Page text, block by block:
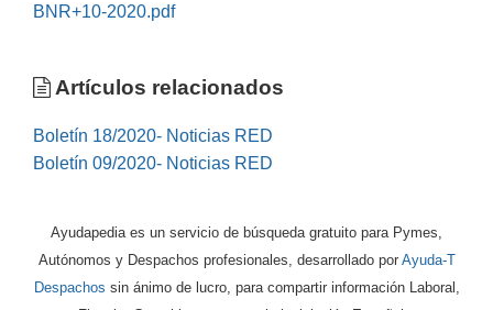
BNR+10-2020.pdf
Artículos relacionados
Boletín 18/2020- Noticias RED
Boletín 09/2020- Noticias RED
Ayudapedia es un servicio de búsqueda gratuito para Pymes,
Autónomos y Despachos profesionales, desarrollado por Ayuda-T
Despachos sin ánimo de lucro, para compartir información Laboral,